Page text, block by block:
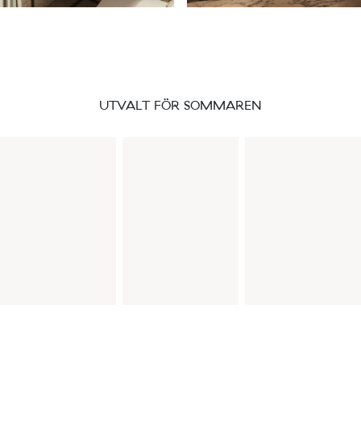
UTVALT FÖR SOMMAREN